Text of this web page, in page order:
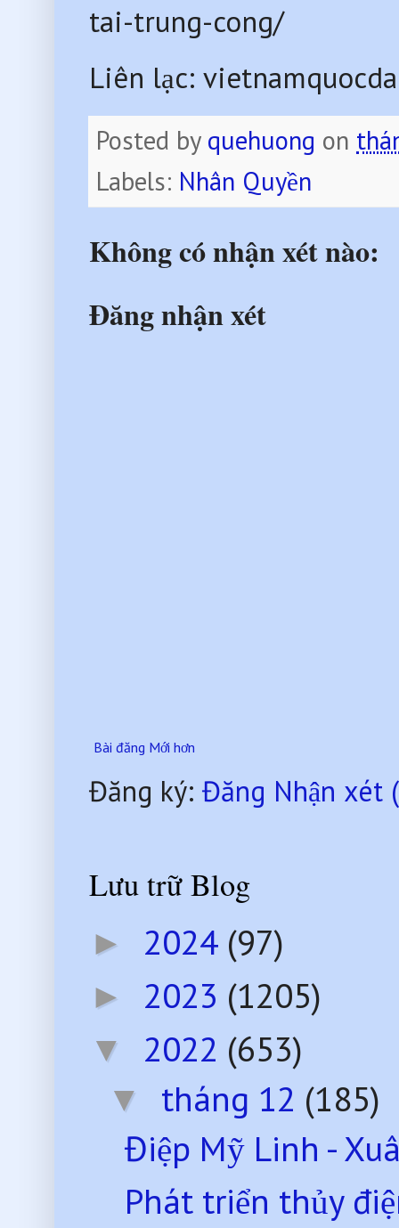
tai-trung-cong/
Liên lạc:
Posted by quehuong on
Labels: Nhân Quyền
Không có nhận xét nào:
Đăng nhận xét
Bài đăng Mới hơn
Đăng ký:Đăng Nhận xét
Lưu trữ Blog
► 2024 (97)
► 2023 (1205)
▼ 2022 (653)
▼ tháng 12 (185)
Điệp Mỹ Linh -
Phát triển thủy